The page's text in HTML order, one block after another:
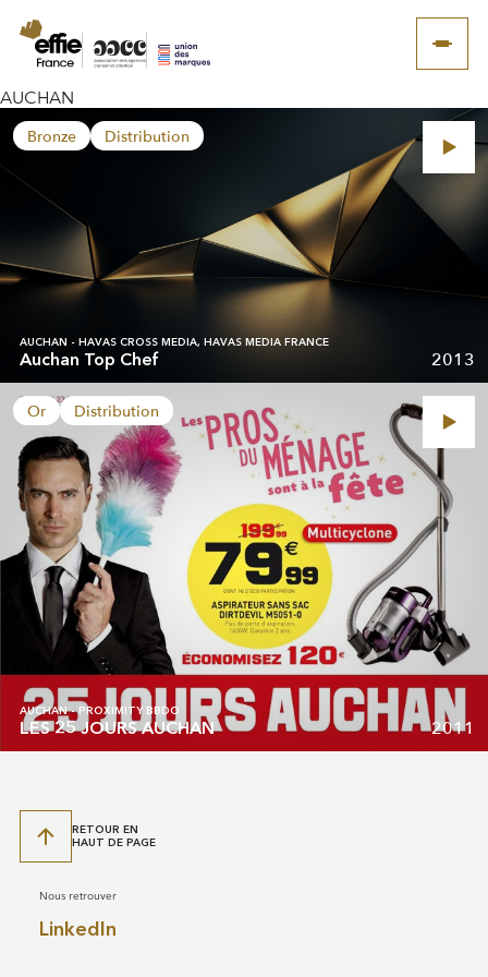
AUCHAN
Bronze Distribution
AUCHAN - HAVAS CROSS MEDIA, HAVAS MEDIA FRANCE
Auchan Top Chef 2013
Or Distribution
AUCHAN - PROXIMITY BBDO
LES 25 JOURS AUCHAN 2011
RETOUR EN
HAUT DE PAGE
Nous retrouver
LinkedIn